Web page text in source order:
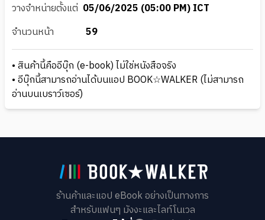
วางจำหน่ายตั้งแต่ 05/06/2025 (05:00 PM) ICT
จำนวนหน้า
59
• สินค้านี้คืออีบุ๊ก (e-book) ไม่ใช่หนังสือจริง
• อีบุ๊กนี้สามารถอ่านได้บนแอป BOOK☆WALKER (ไม่สามารถ
อ่านบนเบราว์เซอร์)
ร้านค้าและแอป eBook อย่างเป็นทางการ
สำหรับแฟนๆ มังงะและไลท์โนเวล